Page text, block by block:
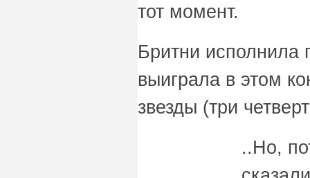
тот момент.
Бритни исполнила
выиграла в этом
звезды (три
..Но,